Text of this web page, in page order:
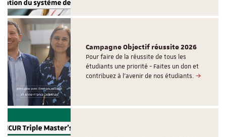
Campagne Objectif réussite 2026
Pour faire de la réussite de tous les
étudiants une priorité - Faites un don et
contribuez à l’avenir de nos étudiants.